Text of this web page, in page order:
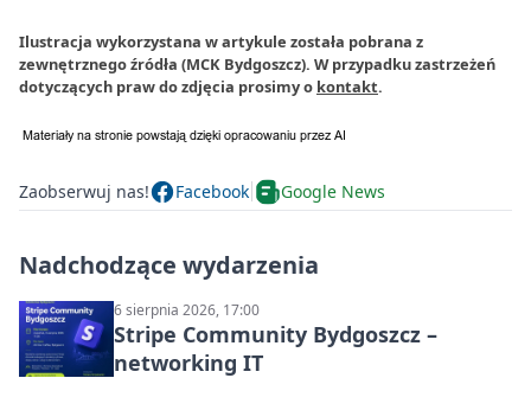
Ilustracja wykorzystana w artykule została pobrana z
zewnętrznego źródła (MCK Bydgoszcz). W przypadku zastrzeżeń
dotyczących praw do zdjęcia prosimy o kontakt.
Zaobserwuj nas! Facebook Google News
Nadchodzące wydarzenia
6 sierpnia 2026, 17:00
Stripe Community Bydgoszcz –
networking IT